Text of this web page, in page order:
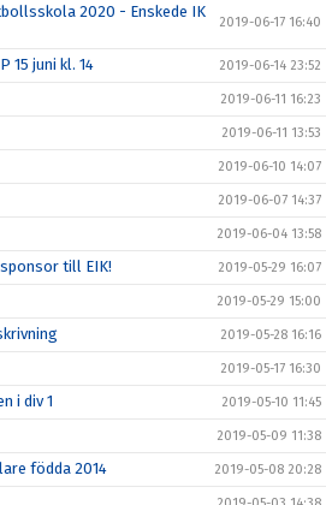
2020 - Enskede IK
2019-06-17 16:40
15 juni kl. 14 2019-06-14 23:52
2019-06-11 16:23
2019-06-11 13:53
2019-06-10 14:07
2019-06-07 14:37
2019-06-04 13:58
till EIK! 2019-05-29 16:07
2019-05-29 15:00
2019-05-28 16:16
2019-05-17 16:30
i div 1 2019-05-10 11:45
2019-05-09 11:38
födda 2014 2019-05-08 20:28